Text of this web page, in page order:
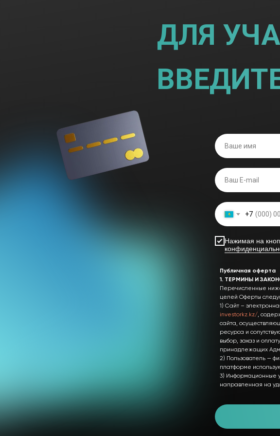
+7
Нажимая на
ДЛЯ
Публичная оферта
1. ТЕРМИНЫ И
Перечисленные
целей Оферты
1) Сайт –
investorkz.kz/,
сайта,
ресурса и
выбор, заказ и
принадлежащих
2) Пользователь —
платформе
3) Информационные
направленная на
тарифам,
определяется